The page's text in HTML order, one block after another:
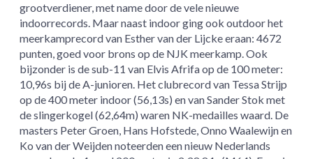
grootverdiener, met name door de vele nieuwe
indoorrecords. Maar naast indoor ging ook outdoor het
meerkamprecord van Esther van der Lijcke eraan: 4672
punten, goed voor brons op de NJK meerkamp. Ook
bijzonder is de sub-11 van Elvis Afrifa op de 100 meter:
10,96s bij de A-junioren. Het clubrecord van Tessa Strijp
op de 400 meter indoor (56,13s) en van Sander Stok met
de slingerkogel (62,64m) waren NK-medailles waard. De
masters Peter Groen, Hans Hofstede, Onno Waalewijn en
Ko van der Weijden noteerden een nieuw Nederlands